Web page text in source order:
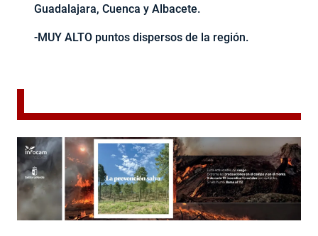
Guadalajara, Cuenca y Albacete.
-MUY ALTO puntos dispersos de la región.